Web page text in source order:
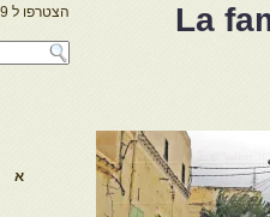
La הצטרפו ל 239 מנויים נוספים
א